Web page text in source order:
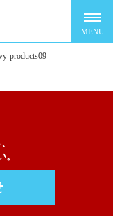
products09